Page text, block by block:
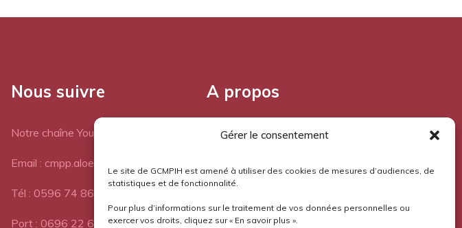
Gérer le consentement
Le site de GCMPIH est amené à utiliser des cookies de mesures d’audiences, de
statistiques et de fonctionnalité.
Pour plus d’informations sur le traitement de vos données personnelles ou
exercer vos droits, cliquez sur « En savoir plus ».
Nous suivre
Notre chaîne Youtube
Email : cmpp.aloes@orange.fr
Tél : 0596 74 86 77
Port : 0696 22 64 72
A propos
Pourquoi l'Aloès?